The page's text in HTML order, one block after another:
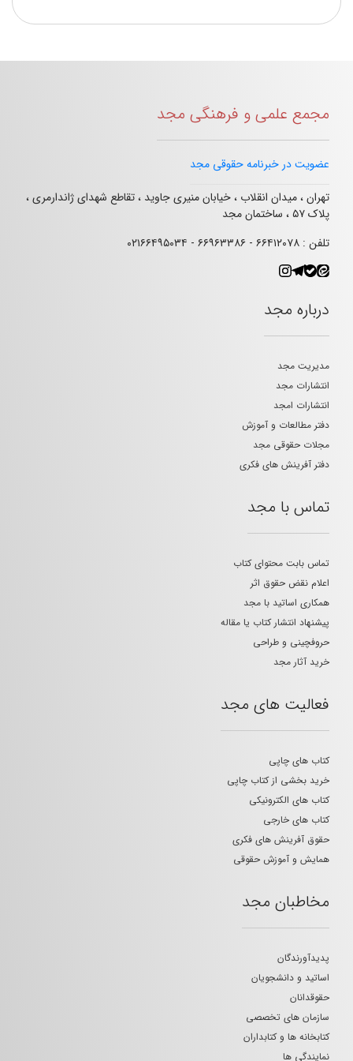
مجمع علمی و فرهنگی مجد
عضویت در خبرنامه حقوقی مجد
تهران ، میدان انقلاب ، خیابان منیری جاوید ، تقاطع شهدای ژاندارمری ،
پلاک ۵۷ ، ساختمان مجد
تلفن : ۶۶۴۱۲۰۷۸ - ۶۶۹۶۳۳۸۶ - ۰۲۱۶۶۴۹۵۰۳۴
درباره مجد
مدیریت مجد
انتشارات مجد
انتشارات امجد
دفتر مطالعات و آموزش
مجلات حقوقی مجد
دفتر آفرینش های فکری
تماس با مجد
تماس بابت محتوای کتاب
اعلام نقض حقوق اثر
همکاری اساتید با مجد
پیشنهاد انتشار کتاب یا مقاله
حروفچینی و طراحی
خرید آثار مجد
فعالیت های مجد
کتاب های چاپی
خرید بخشی از کتاب چاپی
کتاب های الکترونیکی
کتاب های خارجی
حقوق آفرینش های فکری
همایش و آموزش حقوقی
مخاطبان مجد
پدیدآورندگان
اساتید و دانشجویان
حقوقدانان
سازمان های تخصصی
کتابخانه ها و کتابداران
نمایندگی ها